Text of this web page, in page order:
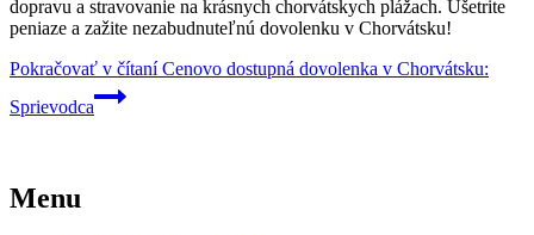
dopravu a stravovanie na krásnych chorvátskych plážach. Ušetrite
peniaze a zažite nezabudnuteľnú dovolenku v Chorvátsku!
Pokračovať v čítaníCenovo dostupná dovolenka v Chorvátsku:
Sprievodca
Menu